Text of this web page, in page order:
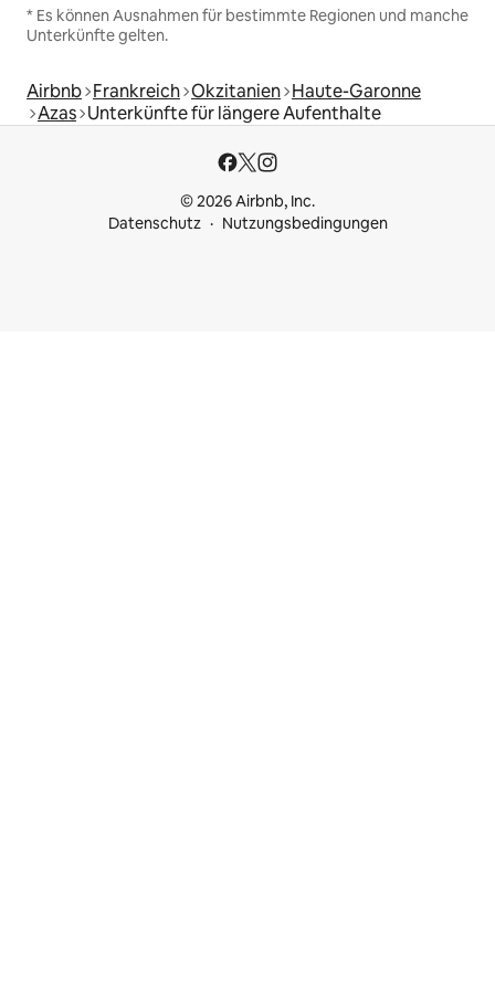
* Es können Ausnahmen für bestimmte Regionen und manche
Unterkünfte gelten.
Airbnb Frankreich Okzitanien Haute-Garonne
Azas Unterkünfte für längere Aufenthalte
© 2026 Airbnb, Inc.
Datenschutz
Nutzungsbedingungen